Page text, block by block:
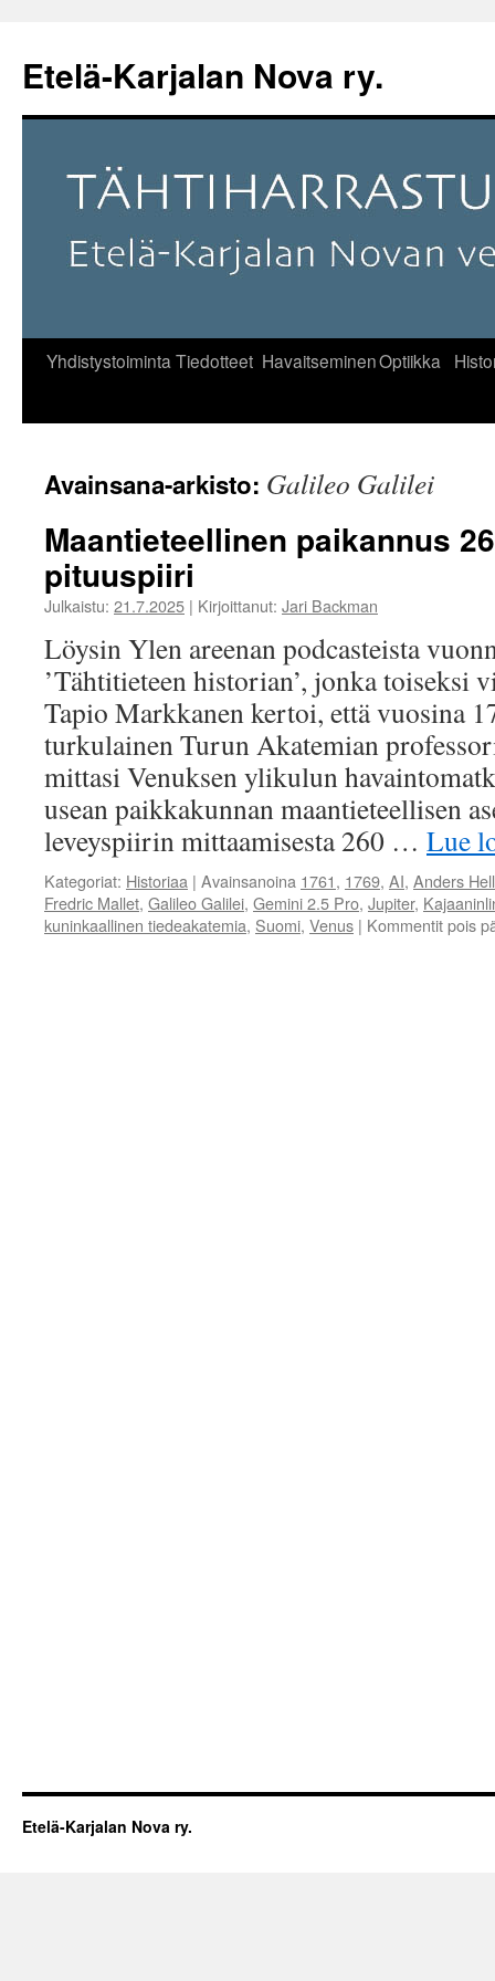
Etelä-Karjalan Nova ry.
Siirry
Yhdistystoiminta Tiedotteet HavaitseminenOptiikka
Avainsana-arkisto: Galileo Galilei
Maantieteellinen paikannus
pituuspiiri
Julkaistu: 21.7.2025 | Kirjoittanut: Jari Backman
Löysin Ylen areenan podcasteista
’Tähtitieteen historian’, jonka toiseksi
Tapio Markkanen kertoi, että vuosina
turkulainen Turun Akatemian
mittasi Venuksen ylikulun
usean paikkakunnan maantieteellisen
leveyspiirin mittaamisesta 260 … Lue
Kategoriat: Historiaa | Avainsanoina 1761, 1769, AI, Anders
Fredric Mallet, Galileo Galilei, Gemini 2.5 Pro, Jupiter,
kuninkaallinen tiedeakatemia, Suomi, Venus | Kommentit pois
Etelä-Karjalan Nova ry.